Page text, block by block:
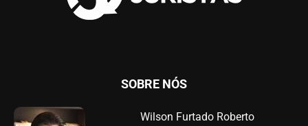
SOBRE NÓS
Wilson Furtado Roberto